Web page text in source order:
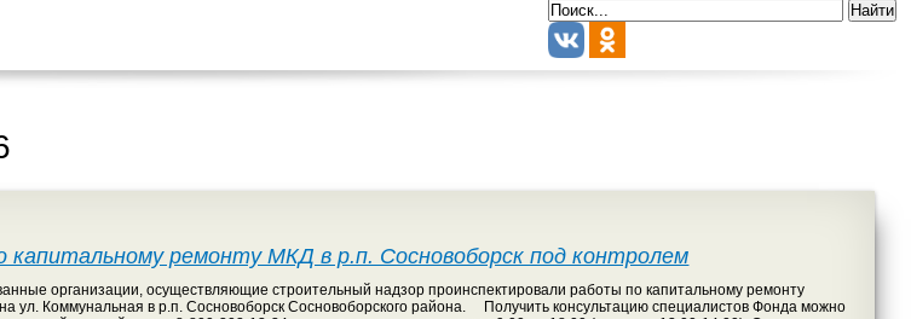
капитальному ремонту МКД в р.п. Сосновоборск под контролем
организации, осуществляющие строительный надзор проинспектировали работы по капитальному ремонту
ул. Коммунальная в р.п. Сосновоборск Сосновоборского района. Получить консультацию специалистов Фонда можно